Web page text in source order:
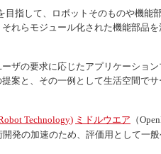
目指して、ロボットそのものや機能
れらモジュール化された機能部品
の要求に応じたアプリケーショ
案と、その一例として生活空間で
Technology) ミドルウエア （
発の加速のため、評価用として一